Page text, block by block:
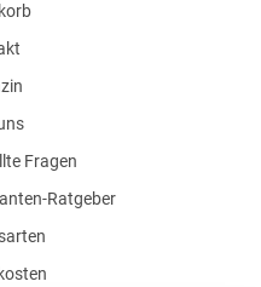
Fragen
Ratgeber